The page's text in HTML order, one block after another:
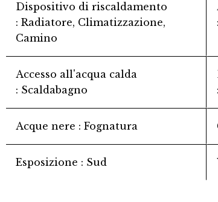
Dispositivo di riscaldamento
Radiatore, Climatizzazione,
Camino
Accesso all'acqua calda
Scaldabagno
Acque nere Fognatura
Esposizione Sud